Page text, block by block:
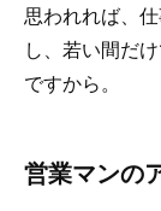
思われれば、
し、若い間だ
ですから。
営業マンの